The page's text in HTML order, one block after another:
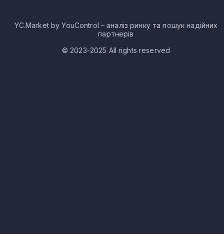
YC.Market by YouControl – аналіз ринку та пошук надійних
партнерів
© 2023-2025 All rights reserved